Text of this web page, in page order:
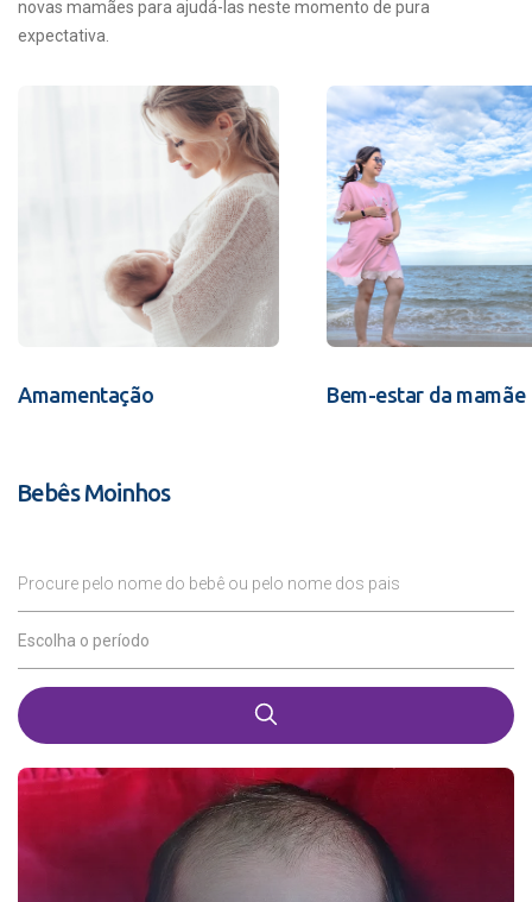
novas mamães para ajudá-las neste momento de pura
expectativa.
Amamentação Bem-estar da mamãe
Bebês Moinhos
Procure pelo nome do bebê ou pelo nome dos pais
Escolha o período